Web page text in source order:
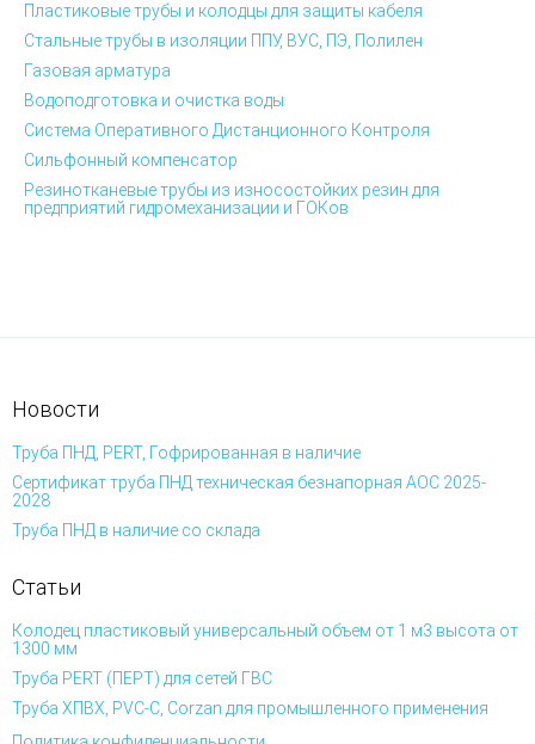
Пластиковые трубы и колодцы для защиты кабеля
Стальные трубы в изоляции ППУ, ВУС, ПЭ, Полилен
Газовая арматура
Водоподготовка и очистка воды
Система Оперативного Дистанционного Контроля
Сильфонный компенсатор
Резинотканевые трубы из износостойких резин для
предприятий гидромеханизации и ГОКов
Новости
Труба ПНД, PERT, Гофрированная в наличие
Сертификат труба ПНД техническая безнапорная АОС 2025-
2028
Труба ПНД в наличие со склада
Статьи
Колодец пластиковый универсальный объем от 1 м3 высота от
1300 мм
Труба PERT (ПЕРТ) для сетей ГВС
Труба ХПВХ, PVC-C, Corzan для промышленного применения